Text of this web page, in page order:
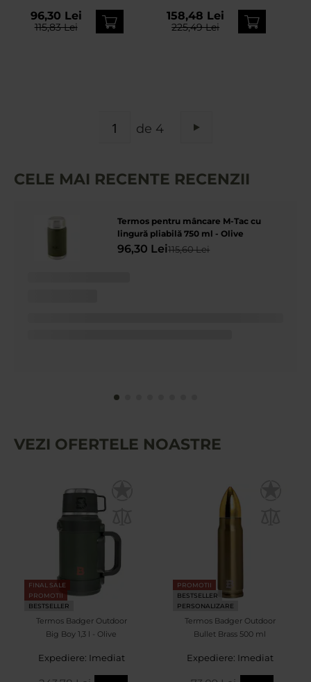
96,30 Lei
115,83 Lei
158,48 Lei
225,49 Lei
de 4
CELE MAI RECENTE RECENZII
Termos pentru mâncare M-Tac cu
lingură pliabilă 750 ml - Olive
96,30 Lei115,60 Lei
VEZI OFERTELE NOASTRE
FINAL SALE
PROMOTII
BESTSELLER
Termos Badger Outdoor
Big Boy 1,3 l - Olive
Expediere: Imediat
PROMOTII
BESTSELLER
PERSONALIZARE
Termos Badger Outdoor
Bullet Brass 500 ml
Expediere: Imediat